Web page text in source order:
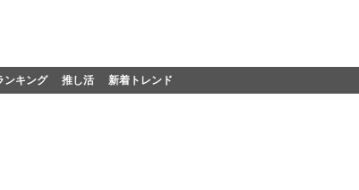
ンキング 推し活 新着トレンド